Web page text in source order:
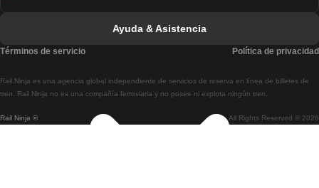
Tren De Lisboa A Braga
Tren De Braga A Lisboa
Rail Ninja ® All Rights Reserved © 2026
Rail.Ninja es una agencia global independiente de servicios de reserva en línea de billetes de
tren. Rail Ninja no es una compañía ferroviaria y no posee ni explota ningún tren.
Ayuda & Asistencia
Términos de servicio Política de privacidad